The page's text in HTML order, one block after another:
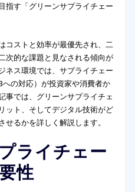
指す「グリーンサプライチェー
コストと効率が最優先され、二
次的な課題と見なされる傾向が
ネス環境では、サプライチェー
の対応）が投資家や消費者か
事では、グリーンサプライチェ
ット、そしてデジタル技術がど
るかを詳しく解説します。
ライチェー
性